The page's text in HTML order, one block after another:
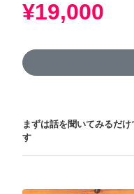
¥19,000
まずは話を聞いてみるだけ
す